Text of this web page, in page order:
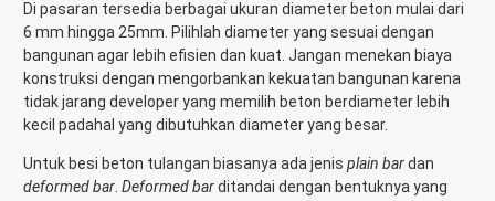
Di pasaran tersedia berbagai ukuran diameter beton mulai dari
6 mm hingga 25mm. Pilihlah diameter yang sesuai dengan
bangunan agar lebih efisien dan kuat. Jangan menekan biaya
konstruksi dengan mengorbankan kekuatan bangunan karena
tidak jarang developer yang memilih beton berdiameter lebih
kecil padahal yang dibutuhkan diameter yang besar.
Untuk besi beton tulangan biasanya ada jenis plain bardan
deformed bar Deformed barditandai dengan bentuknya yang